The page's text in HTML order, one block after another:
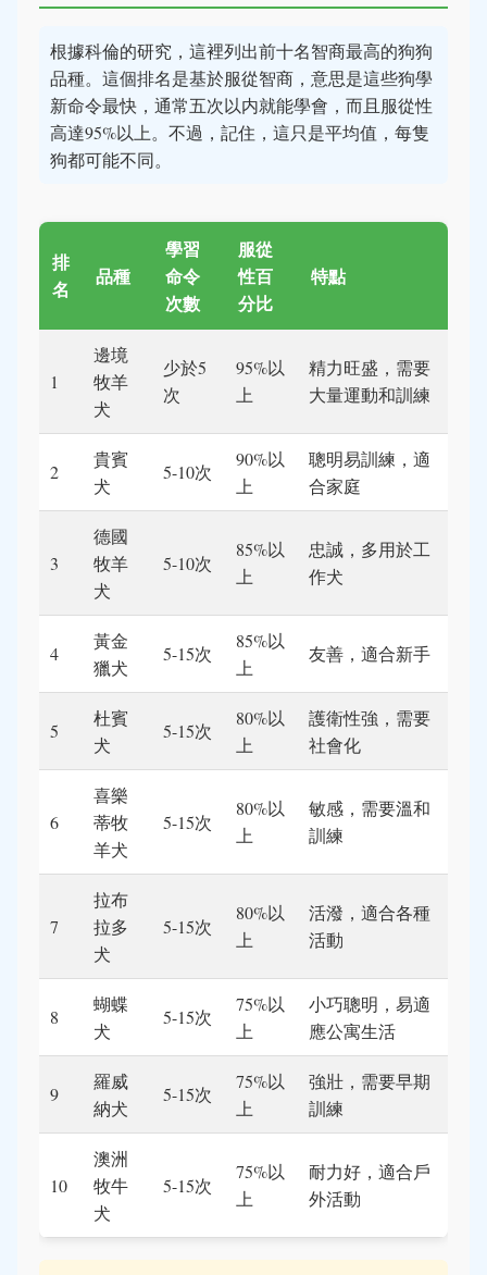
根據科倫的研究，這裡列出前十名智商最高的狗狗
品種。這個排名是基於服從智商，意思是這些狗學
新命令最快，通常五次以内就能學會，而且服從性
高達95%以上。不過，記住，這只是平均值，每隻
狗都可能不同。
排
名
品種
學習
命令
次數
服從
性百
分比
特點
1
邊境
牧羊
犬
少於5
次
95%以
上
精力旺盛，需要
大量運動和訓練
2
貴賓
犬
5-10次
90%以
上
聰明易訓練，適
合家庭
3
德國
牧羊
犬
5-10次
85%以
上
忠誠，多用於工
作犬
4
黃金
獵犬
5-15次
85%以
上
友善，適合新手
5
杜賓
犬
5-15次
80%以
上
護衛性強，需要
社會化
6
喜樂
蒂牧
羊犬
5-15次
80%以
上
敏感，需要溫和
訓練
7
拉布
拉多
犬
5-15次
80%以
上
活潑，適合各種
活動
8
蝴蝶
犬
5-15次
75%以
上
小巧聰明，易適
應公寓生活
9
羅威
納犬
5-15次
75%以
上
強壯，需要早期
訓練
10
澳洲
牧牛
犬
5-15次
75%以
上
耐力好，適合戶
外活動